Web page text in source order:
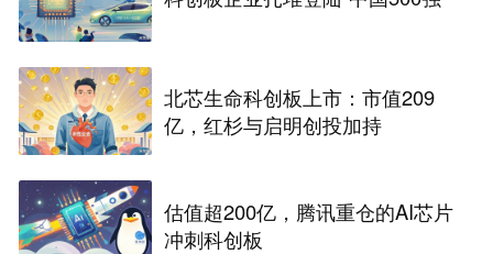
北芯生命科创板上市：市值209
亿，红杉与启明创投加持
估值超200亿，腾讯重仓的AI芯片
冲刺科创板